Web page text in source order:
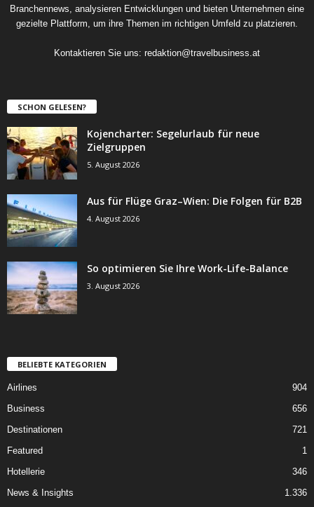
Branchennews, analysieren Entwicklungen und bieten Unternehmen eine
gezielte Plattform, um ihre Themen im richtigen Umfeld zu platzieren.
Kontaktieren Sie uns: redaktion@travelbusiness.at
SCHON GELESEN?
Kojencharter: Segelurlaub für neue
Zielgruppen
5. August 2026
Aus für Flüge Graz–Wien: Die Folgen für B2B
4. August 2026
So optimieren Sie Ihre Work-Life-Balance
3. August 2026
BELIEBTE KATEGORIEN
Airlines
904
Business
656
Destinationen
721
Featured
1
Hotellerie
346
News & Insights
1.336